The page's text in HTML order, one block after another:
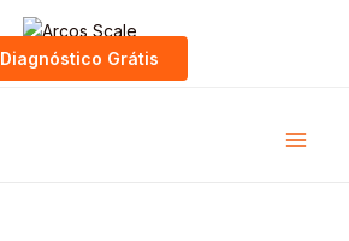
Diagnóstico Grátis